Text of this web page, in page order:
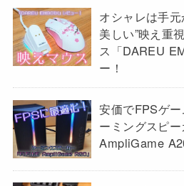
オシャレは手
美しい”映え重
ス「DAREU
ー！
安価でFPSゲ
ーミングスピ
AmpliGame